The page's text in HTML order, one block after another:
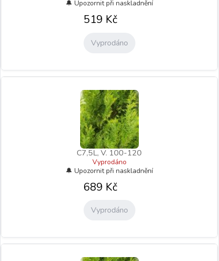
519 Kč
Vyprodáno
C7,5L, V. 100-120
Vyprodáno
689 Kč
Vyprodáno